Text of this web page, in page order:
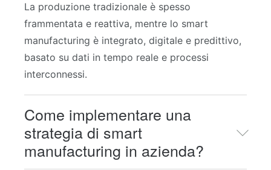
La produzione tradizionale è spesso
frammentata e reattiva, mentre lo smart
manufacturing è integrato, digitale e predittivo,
basato su dati in tempo reale e processi
interconnessi.
Come implementare una
strategia di smart
manufacturing in azienda?